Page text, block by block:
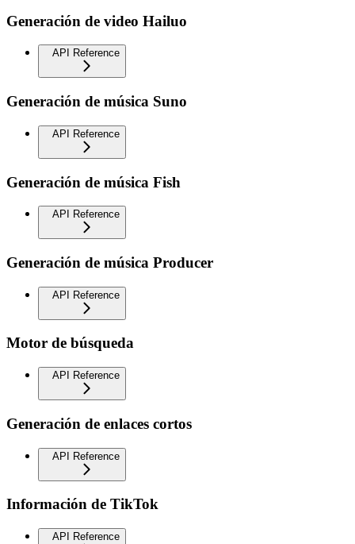
Generación de video Hailuo
API Reference
Generación de música Suno
API Reference
Generación de música Fish
API Reference
Generación de música Producer
API Reference
Motor de búsqueda
API Reference
Generación de enlaces cortos
API Reference
Información de TikTok
API Reference